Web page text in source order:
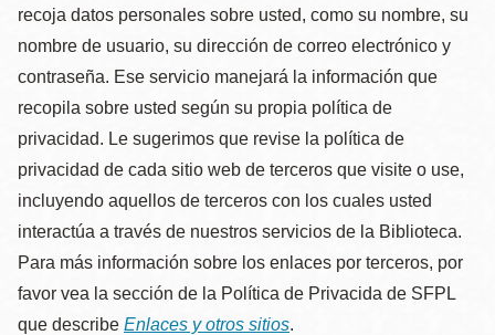
recoja datos personales sobre usted, como su nombre, su
nombre de usuario, su dirección de correo electrónico y
contraseña. Ese servicio manejará la información que
recopila sobre usted según su propia política de
privacidad. Le sugerimos que revise la política de
privacidad de cada sitio web de terceros que visite o use,
incluyendo aquellos de terceros con los cuales usted
interactúa a través de nuestros servicios de la Biblioteca.
Para más información sobre los enlaces por terceros, por
favor vea la sección de la Política de Privacida de SFPL
que describe Enlaces y otros sitios.